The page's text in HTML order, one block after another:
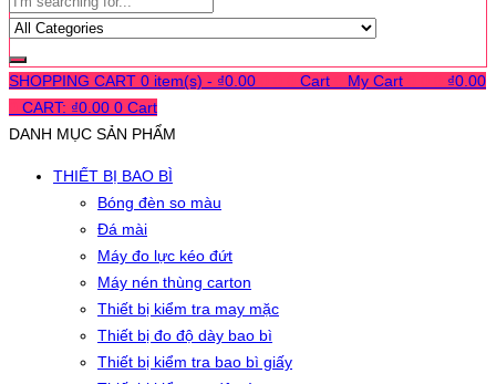
SHOPPING CART 0 item(s) - ₫0.00 Cart My Cart ₫0.00
CART: ₫0.00 0 Cart
DANH MỤC SẢN PHẨM
THIẾT BỊ BAO BÌ
Bóng đèn so màu
Đá mài
Máy đo lực kéo đứt
Máy nén thùng carton
Thiết bị kiểm tra may mặc
Thiết bị đo độ dày bao bì
Thiết bị kiểm tra bao bì giấy